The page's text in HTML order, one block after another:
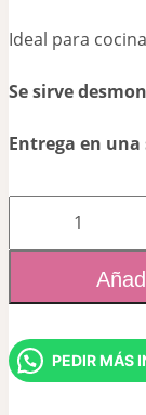
Ideal para
Se sirve
Entrega en una
Taburete
Mika
PEDIR MÁS